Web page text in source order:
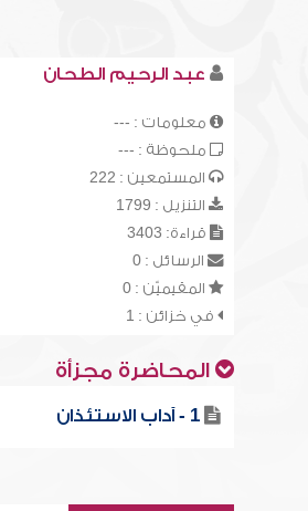
عبد الرحيم الطحان
معلومات : ---
ملحوظة : ---
المستمعين : 222
التنزيل : 1799
قراءة: 3403
الرسائل : 0
المقيميّن : 0
في خزائن : 1
المحاضرة مجزأة
1 - آداب الاستئذان